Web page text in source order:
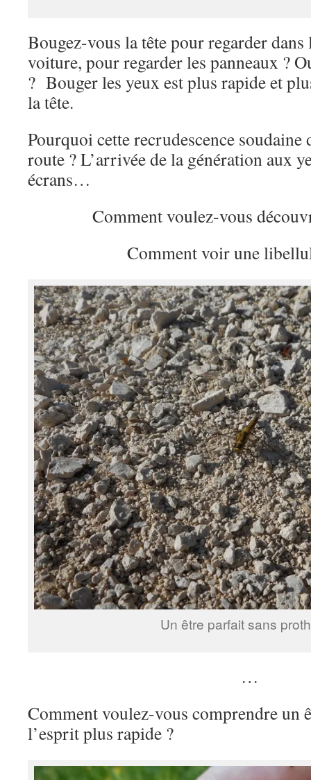
Bougez-vous la tête pour regarder
voiture, pour regarder les panneaux ?
? Bouger les yeux est plus rapide et
la tête.
Pourquoi cette recrudescence soudaine
route ? L’arrivée de la génération aux
écrans…
Comment voulez-vous
Comment voir une
Un être parfait sans
…
Comment voulez-vous comprendre
l’esprit plus rapide ?